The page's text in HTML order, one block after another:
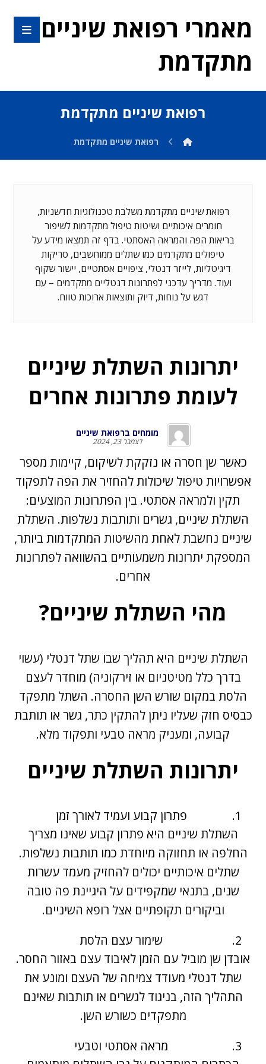
מאמרי רפואת שיניים
מתקדמת
רפואת שיניים מתקדמת
רפואת שיניים מתקדמת
רפואת שיניים מתקדמת משלבת טכנולוגיות חדשניות,
חומרים איכותיים ושיטות טיפול מתקדמות לשיפור
בריאות הפה והמראה האסתטי. בדף זה תמצאו מידע על
טיפולים מתקדמים כמו שתלים ממוחשבים, סריקות
דיגיטליות, לייזר דנטלי, ציפויים אסתטיים, יישור שקוף
ועוד. מדריך עדכני לפתרונות דנטליים מתקדמים – עם
דגש על נוחות, דיוק ותוצאות ארוכות טווח.
יתרונות השתלת שיניים
לעומת פתרונות אחרים
מומחים ברפואת שיניים
דצמבר 23, 2024
כאשר שן חסרה או נזקקת לשיקום, קיימות מספר
אפשרויות טיפול שיכולות להחזיר את הפה לתפקוד
תקין ולמראה אסתטי. בין הפתרונות המוצעים:
השתלת שיניים, גשרים ותותבות נשלפות. השתלת
שיניים נחשבת לאחת מהשיטות המתקדמות ביותר,
המספקת יתרונות משמעותיים בהשוואה לפתרונות
אחרים.
מהי השתלת שיניים?
השתלת שיניים היא תהליך שבושתל דנטלי (עשוי
בדרך כלל מטיטניום או זירקוניה) מוחדר לעצם
הלסת במקום שורש השן החסרה. השתל מתפקד
כבסיס חזק שעליו ניתן להתקין כתר, גשר או תותבת
קבועה, ומעניק מראה טבעי ותפקוד מלא.
יתרונות השתלת שיניים
פתרון קבוע ועמיד לאורך זמן
השתלת שיניים היא פתרון קבוע שאינו מצריך
החלפה או תחזוקה מיוחדת כמו תותבות נשלפות.
שתלים איכותיים יכולים להחזיק מעמד עשרות
שנים, בתנאי שמקפידים על היגיינת פה טובה
וביקורים תקופתיים אצל רופא השיניים.
שימור עצם הלסת
אובדן שן מוביל עם הזמן לאיבוד עצם באזור החסר.
שתל דנטלי מעודד צמיחה של העצם ומונע את
התהליך הזה, בניגוד לגשרים או תותבות שאינם
מתפקדים כשורש השן.
מראה אסתטי וטבעי